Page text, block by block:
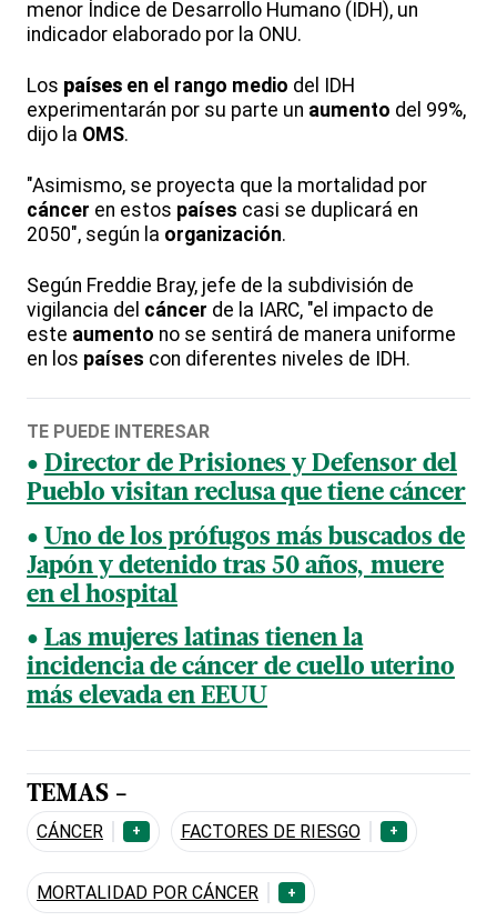
menor Índice de Desarrollo Humano (IDH), un
indicador elaborado por la ONU.
Los países en el rango medio del IDH
experimentarán por su parte un aumento del 99%,
dijo la OMS.
"Asimismo, se proyecta que la mortalidad por
cáncer en estos países casi se duplicará en
2050", según la organización.
Según Freddie Bray, jefe de la subdivisión de
vigilancia del cáncer de la IARC, "el impacto de
este aumento no se sentirá de manera uniforme
en los países con diferentes niveles de IDH.
TE PUEDE INTERESAR
Director de Prisiones y Defensor del
Pueblo visitan reclusa que tiene cáncer
Uno de los prófugos más buscados de
Japón y detenido tras 50 años, muere
en el hospital
Las mujeres latinas tienen la
incidencia de cáncer de cuello uterino
más elevada en EEUU
TEMAS -
CÁNCER + FACTORES DE RIESGO +
MORTALIDAD POR CÁNCER +